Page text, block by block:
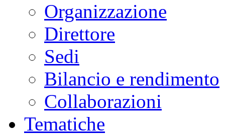
Organizzazione
Direttore
Sedi
Bilancio e rendimento
Collaborazioni
Tematiche